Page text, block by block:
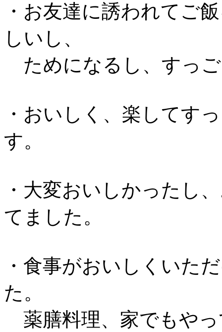
・お友達に誘われてご
しいし、
ためになるし、すっ
・おいしく、楽してす
す。
・大変おいしかったし
てました。
・食事がおいしくいた
た。
薬膳料理、家でもや